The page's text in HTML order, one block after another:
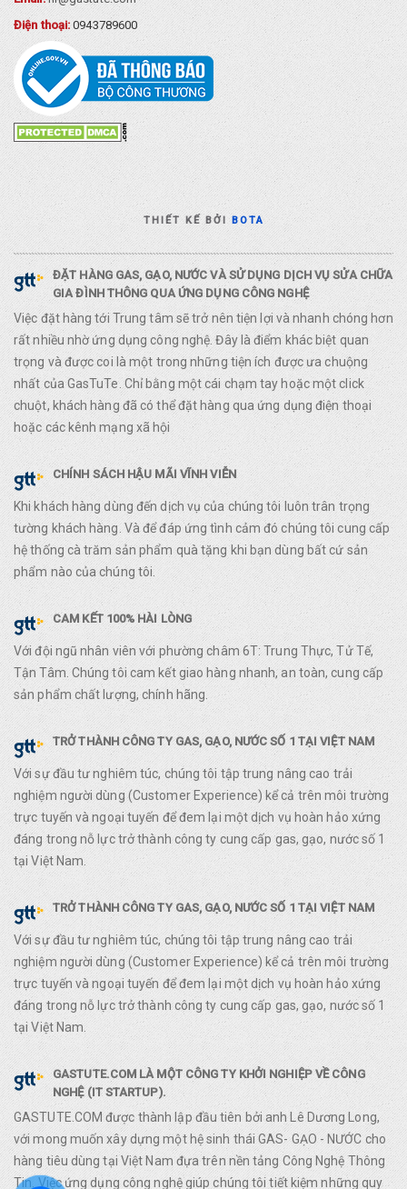
Điện thoại:0943789600
THIẾT KẾ BỞIBOTA
ĐẶT HÀNG GAS, GẠO, NƯỚC VÀ SỬ DỤNG DỊCH VỤ SỬA CHỮA
GIA ĐÌNH THÔNG QUA ỨNG DỤNG CÔNG NGHỆ
Việc đặt hàng tới Trung tâm sẽ trở nên tiện lợi và nhanh chóng hơn
rất nhiều nhờ ứng dụng công nghệ. Đây là điểm khác biệt quan
trọng và được coi là một trong những tiện ích được ưa chuộng
nhất của GasTuTe. Chỉ bằng một cái chạm tay hoặc một click
chuột, khách hàng đã có thể đặt hàng qua ứng dụng điện thoại
hoặc các kênh mạng xã hội
CHÍNH SÁCH HẬU MÃI VĨNH VIỄN
Khi khách hàng dùng đến dịch vụ của chúng tôi luôn trân trọng
tường khách hàng. Và để đáp ứng tình cảm đó chúng tôi cung cấp
hệ thống cà trăm sản phẩm quà tặng khi bạn dùng bất cứ sản
phẩm nào của chúng tôi.
CAM KẾT 100% HÀI LÒNG
Với đội ngũ nhân viên với phường châm 6T: Trung Thực, Tử Tế,
Tận Tâm. Chúng tôi cam kết giao hàng nhanh, an toàn, cung cấp
sản phẩm chất lượng, chính hãng.
TRỞ THÀNH CÔNG TY GAS, GẠO, NƯỚC SỐ 1 TẠI VIỆT NAM
Với sự đầu tư nghiêm túc, chúng tôi tập trung nâng cao trải
nghiệm người dùng (Customer Experience) kể cả trên môi trường
trực tuyến và ngoại tuyến để đem lại một dịch vụ hoàn hảo xứng
đáng trong nỗ lực trở thành công ty cung cấp gas, gạo, nước số 1
tại Việt Nam.
TRỞ THÀNH CÔNG TY GAS, GẠO, NƯỚC SỐ 1 TẠI VIỆT NAM
Với sự đầu tư nghiêm túc, chúng tôi tập trung nâng cao trải
nghiệm người dùng (Customer Experience) kể cả trên môi trường
trực tuyến và ngoại tuyến để đem lại một dịch vụ hoàn hảo xứng
đáng trong nỗ lực trở thành công ty cung cấp gas, gạo, nước số 1
tại Việt Nam.
GASTUTE.COM LÀ MỘT CÔNG TY KHỞI NGHIỆP VỀ CÔNG
NGHỆ (IT STARTUP).
GASTUTE.COM được thành lập đầu tiên bởi anh Lê Dương Long,
với mong muốn xây dựng một hệ sinh thái GAS- GẠO - NƯỚC cho
hàng tiêu dùng tại Việt Nam đựa trên nền tảng Công Nghệ Thông
Tin. Việc ứng dụng công nghệ giúp chúng tôi tiết kiệm những quy